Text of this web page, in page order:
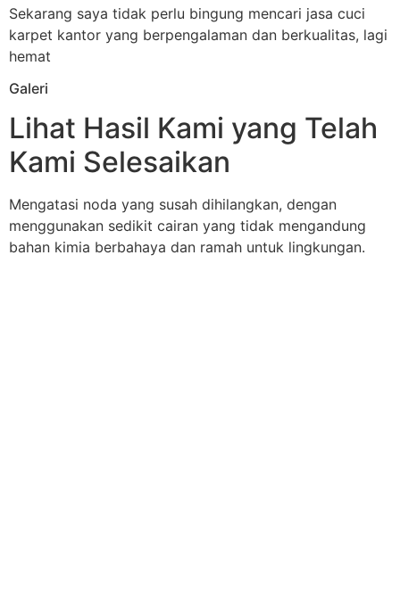
Sekarang saya tidak perlu bingung mencari jasa cuci
karpet kantor yang berpengalaman dan berkualitas, lagi
hemat
Galeri
Lihat Hasil Kami yang Telah
Kami Selesaikan
Mengatasi noda yang susah dihilangkan, dengan
menggunakan sedikit cairan yang tidak mengandung
bahan kimia berbahaya dan ramah untuk lingkungan.